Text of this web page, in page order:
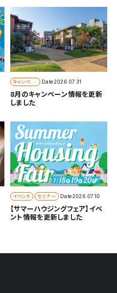
キャンペー
ン
Date2026.07.31
8月のキャンペーン情報を更新
しました
イベント セミナー Date2026.07.10
【サマーハウジングフェア】イベ
ント情報を更新しました